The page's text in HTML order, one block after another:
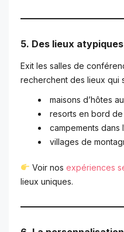
5. Des lieux
Exit les salles de
recherchent des lieux qui
maisons d’hôtes
resorts en bord de
campements dans
villages de
Voir nos expériences
lieux uniques.